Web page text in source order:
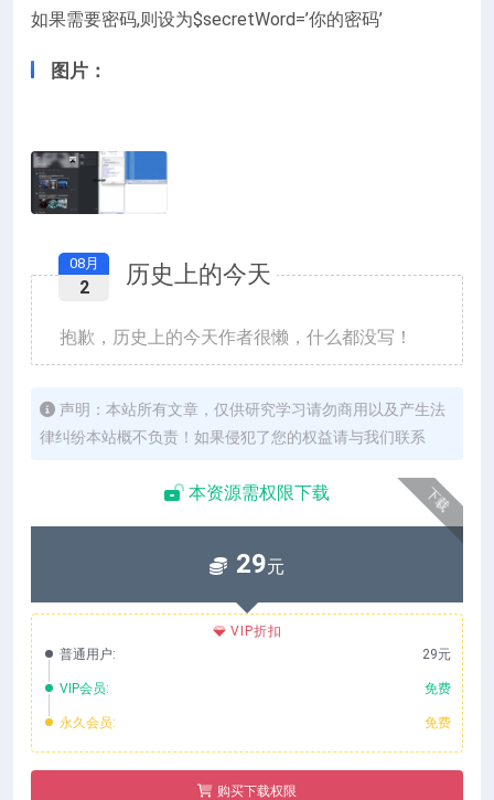
如果需要密码,则设为$secretWord=’你的密码’
图片：
历史上的今天
08月
2
抱歉，历史上的今天作者很懒，什么都没写！
声明：本站所有文章，仅供研究学习请勿商用以及产生法
律纠纷本站概不负责！如果侵犯了您的权益请与我们联系
下载
本资源需权限下载
29元
VIP折扣
普通用户:
29元
VIP会员: 免费
永久会员: 免费
购买下载权限